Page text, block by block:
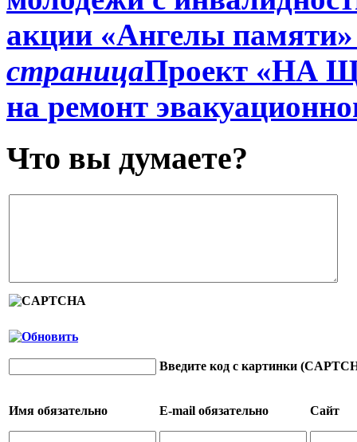
акции «Ангелы
страницаПроект «НА
на ремонт
Что вы думаете?
Введите код с картинки
Имя обязательно E-mail обязательно Сайт